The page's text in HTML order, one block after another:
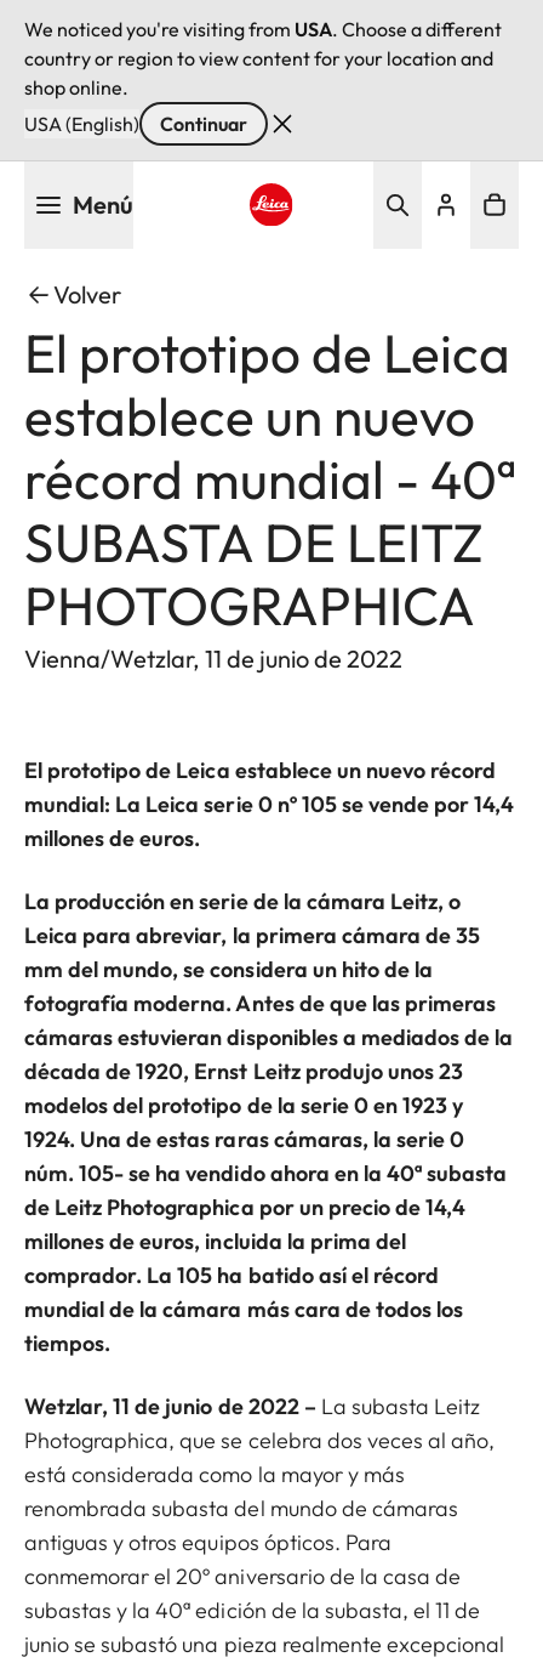
We noticed you're visiting from USA. Choose a different
country or region to view content for your location and
shop online.
USA (English)
Continuar
Menú
Volver
El prototipo de Leica
establece un nuevo
récord mundial - 40ª
SUBASTA DE LEITZ
PHOTOGRAPHICA
Vienna/Wetzlar, 11 de junio de 2022
El prototipo de Leica establece un nuevo récord
mundial: La Leica serie 0 nº 105 se vende por 14,4
millones de euros.
La producción en serie de la cámara Leitz, o
Leica para abreviar, la primera cámara de 35
mm del mundo, se considera un hito de la
fotografía moderna. Antes de que las primeras
cámaras estuvieran disponibles a mediados de la
década de 1920, Ernst Leitz produjo unos 23
modelos del prototipo de la serie 0 en 1923 y
1924. Una de estas raras cámaras, la serie 0
núm. 105- se ha vendido ahora en la 40ª subasta
de Leitz Photographica por un precio de 14,4
millones de euros, incluida la prima del
comprador. La 105 ha batido así el récord
mundial de la cámara más cara de todos los
tiempos.
Wetzlar, 11 de junio de 2022 – La subasta Leitz
Photographica, que se celebra dos veces al año,
está considerada como la mayor y más
renombrada subasta del mundo de cámaras
antiguas y otros equipos ópticos. Para
conmemorar el 20º aniversario de la casa de
subastas y la 40ª edición de la subasta, el 11 de
junio se subastó una pieza realmente excepcional